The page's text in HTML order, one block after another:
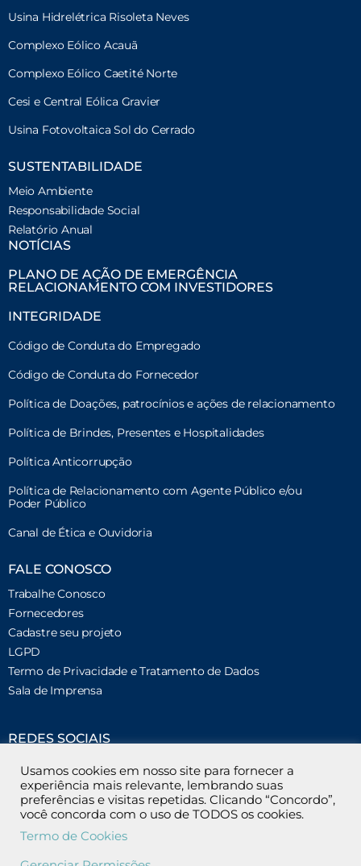
Usina Hidrelétrica Risoleta Neves
Complexo Eólico Acauã
Complexo Eólico Caetité Norte
Cesi e Central Eólica Gravier
Usina Fotovoltaica Sol do Cerrado
SUSTENTABILIDADE
Meio Ambiente
Responsabilidade Social
Relatório Anual
NOTÍCIAS
PLANO DE AÇÃO DE EMERGÊNCIA
RELACIONAMENTO COM INVESTIDORES
INTEGRIDADE
Código de Conduta do Empregado
Código de Conduta do Fornecedor
Política de Doações, patrocínios e ações de relacionamento
Política de Brindes, Presentes e Hospitalidades
Política Anticorrupção
Política de Relacionamento com Agente Público e/ou
Poder Público
Canal de Ética e Ouvidoria
FALE CONOSCO
Trabalhe Conosco
Fornecedores
Cadastre seu projeto
LGPD
Termo de Privacidade e Tratamento de Dados
Sala de Imprensa
REDES SOCIAIS
ENDEREÇO
Rua Matias Cardoso, 169 – 9º andar.
Santo Agostinho, Belo Horizonte/MG.
CEP 30170-050
Telefone: (31) 2191-3300
Usamos cookies em nosso site para fornecer a
experiência mais relevante, lembrando suas
preferências e visitas repetidas. Clicando “Concordo”,
você concorda com o uso de TODOS os cookies.
Termo de Cookies